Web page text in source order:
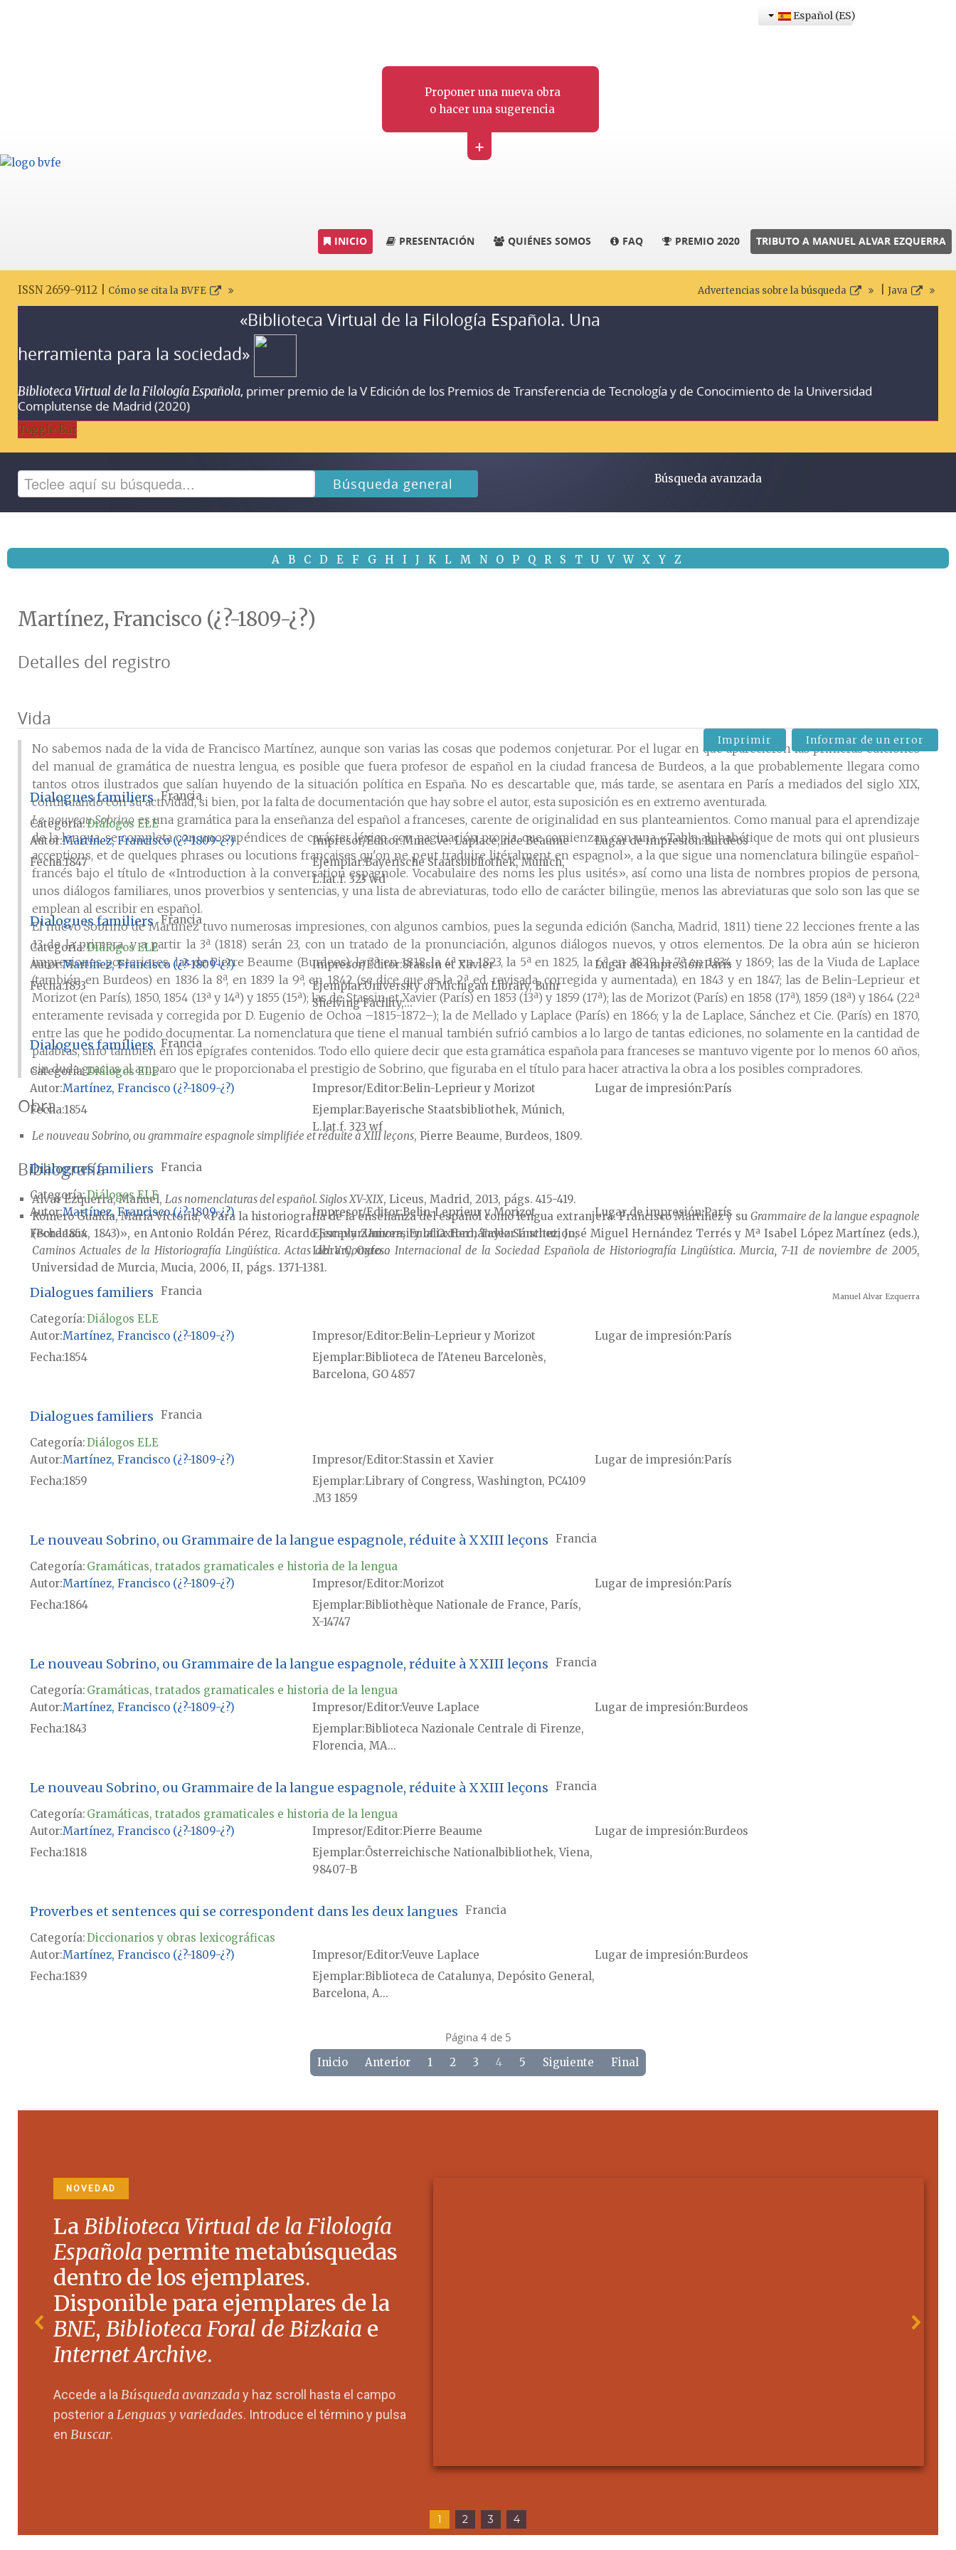
Proponer una nueva obra
o hacer una sugerencia
+
Español (ES)
INICIO PRESENTACIÓN QUIÉNES SOMOS FAQ PREMIO 2020 TRIBUTO A MANUEL ALVAR EZQUERRA
ISSN 2659-9112 | Cómo se cita la BVFE Advertencias sobre la búsqueda Java
«Biblioteca Virtual de la Filología Española. Una
herramienta para la sociedad»
Biblioteca Virtual de la Filología Española, primer premio de la V Edición de los Premios de Transferencia de Tecnología y de Conocimiento de la Universidad
Complutense de Madrid (2020)
Toggle Bar
Búsqueda general Búsqueda avanzada
A B C D E F G H I J K L M N O P Q R S T U V W X Y Z
Martínez, Francisco (¿?-1809-¿?)
Detalles del registro
Vida
No sabemos nada de la vida de Francisco Martínez, aunque son varias las cosas que podemos conjeturar. Por el lugar en que aparecieron las primeras ediciones
del manual de gramática de nuestra lengua, es posible que fuera profesor de español en la ciudad francesa de Burdeos, a la que probablemente llegara como
tantos otros ilustrados que salían huyendo de la situación política en España. No es descartable que, más tarde, se asentara en París a mediados del siglo XIX,
continuando con su actividad, si bien, por la falta de documentación que hay sobre el autor, esta suposición es en extremo aventurada.
Le nouveau Sobrino es una gramática para la enseñanza del español a franceses, carente de originalidad en sus planteamientos. Como manual para el aprendizaje
de la lengua, se completa con unos apéndices de carácter léxico, con paginación propia, que comienzan con una «Table alphabétique de mots qui ont plusieurs
acceptions, et de quelques phrases ou locutions françaises qu'on ne peut traduire litéralment en espagnol», a la que sigue una nomenclatura bilingüe español-
francés bajo el título de «Introduction à la conversation espagnole. Vocabulaire des noms les plus usités», así como una lista de nombres propios de persona,
unos diálogos familiares, unos proverbios y sentencias, y una lista de abreviaturas, todo ello de carácter bilingüe, menos las abreviaturas que solo son las que se
emplean al escribir en español.
El nuevo Sobrino de Martínez tuvo numerosas impresiones, con algunos cambios, pues la segunda edición (Sancha, Madrid, 1811) tiene 22 lecciones frente a las
13 de la primera, y a partir la 3ª (1818) serán 23, con un tratado de la pronunciación, algunos diálogos nuevos, y otros elementos. De la obra aún se hicieron
impresiones posteriores, las de Pierre Beaume (Burdeos): la 3ª en 1818, la 4ª en 1823, la 5ª en 1825, la 6ª en 1829, la 7ª en 1834 y 1869; las de la Viuda de Laplace
(también en Burdeos) en 1836 la 8ª, en 1839 la 9ª, en 1842 (se dice que es la 2ª ed. revisada, corregida y aumentada), en 1843 y en 1847; las de Belin-Leprieur et
Morizot (en París), 1850, 1854 (13ª y 14ª) y 1855 (15ª); las de Stassin et Xavier (París) en 1853 (13ª) y 1859 (17ª); las de Morizot (París) en 1858 (17ª), 1859 (18ª) y 1864 (22ª
enteramente revisada y corregida por D. Eugenio de Ochoa –1815-1872–); la de Mellado y Laplace (París) en 1866; y la de Laplace, Sánchez et Cie. (París) en 1870,
entre las que he podido documentar. La nomenclatura que tiene el manual también sufrió cambios a lo largo de tantas ediciones, no solamente en la cantidad de
palabras, sino también en los epígrafes contenidos. Todo ello quiere decir que esta gramática española para franceses se mantuvo vigente por lo menos 60 años,
sin duda gracias al amparo que le proporcionaba el prestigio de Sobrino, que figuraba en el título para hacer atractiva la obra a los posibles compradores.
Obra
Le nouveau Sobrino, ou grammaire espagnole simplifiée et réduite à XIII leçons, Pierre Beaume, Burdeos, 1809.
Bibliografía
Alvar Ezquerra, Manuel, Las nomenclaturas del español. Siglos XV-XIX, Liceus, Madrid, 2013, págs. 415-419.
Romero Gualda, María Victoria, «Para la historiografía de la enseñanza del español como lengua extranjera: Francisco Martínez y suGrammaire de la langue espagnole
(Bordeaux, 1843)», en Antonio Roldán Pérez, Ricardo Escavy Zamora, Eulalia Hernández Sánchez, José Miguel Hernández Terrés y Mª Isabel López Martínez (eds.),
Caminos Actuales de la Historiografía Lingüística. Actas del V Congreso Internacional de la Sociedad Española de Historiografía Lingüística. Murcia, 7-11 de noviembre de 2005,
Universidad de Murcia, Mucia, 2006, II, págs. 1371-1381.
Manuel Alvar Ezquerra
Imprimir Informar de un error
Dialogues familiers Francia
Categoría:Diálogos ELE
Autor Martínez, Francisco (¿?-1809-¿?) Impresor/Editor Mme. Ve. Laplace, née Beaume Lugar de impresión Burdeos
Fecha1847 Ejemplar Bayerische Staatsbibliothek, Múnich,
L.lat.f. 323 wd
Dialogues familiers Francia
Categoría:Diálogos ELE
Autor Martínez, Francisco (¿?-1809-¿?) Impresor/Editor Stassin et Xavier Lugar de impresión París
Fecha1853 EjemplarUniversity of Michigan Library, Buhr
Shelving Facility,...
Dialogues familiers Francia
Categoría:Diálogos ELE
Autor Martínez, Francisco (¿?-1809-¿?) Impresor/Editor Belin-Leprieur y Morizot Lugar de impresión París
Fecha1854 Ejemplar Bayerische Staatsbibliothek, Múnich,
L.lat.f. 323 wf
Dialogues familiers Francia
Categoría:Diálogos ELE
Autor Martínez, Francisco (¿?-1809-¿?) Impresor/Editor Belin-Leprieur y Morizot Lugar de impresión París
Fecha1854 EjemplarUniversity of Oxford, Taylor Institution,
Library, Oxfo...
Dialogues familiers Francia
Categoría:Diálogos ELE
Autor Martínez, Francisco (¿?-1809-¿?) Impresor/Editor Belin-Leprieur y Morizot Lugar de impresión París
Fecha1854 Ejemplar Biblioteca de l'Ateneu Barcelonès,
Barcelona, GO 4857
Dialogues familiers Francia
Categoría:Diálogos ELE
Autor Martínez, Francisco (¿?-1809-¿?) Impresor/Editor Stassin et Xavier Lugar de impresión París
Fecha1859 Ejemplar Library of Congress, Washington, PC4109
.M3 1859
Le nouveau Sobrino, ou Grammaire de la langue espagnole, réduite à XXIII leçons Francia
Categoría: Gramáticas, tratados gramaticales e historia de la lengua
Autor Martínez, Francisco (¿?-1809-¿?) Impresor/Editor Morizot Lugar de impresión París
Fecha1864 Ejemplar Bibliothèque Nationale de France, París,
X-14747
Le nouveau Sobrino, ou Grammaire de la langue espagnole, réduite à XXIII leçons Francia
Categoría: Gramáticas, tratados gramaticales e historia de la lengua
Autor Martínez, Francisco (¿?-1809-¿?) Impresor/EditorVeuve Laplace Lugar de impresión Burdeos
Fecha1843 Ejemplar Biblioteca Nazionale Centrale di Firenze,
Florencia, MA...
Le nouveau Sobrino, ou Grammaire de la langue espagnole, réduite à XXIII leçons Francia
Categoría: Gramáticas, tratados gramaticales e historia de la lengua
Autor Martínez, Francisco (¿?-1809-¿?) Impresor/Editor Pierre Beaume Lugar de impresión Burdeos
Fecha1818 Ejemplar Österreichische Nationalbibliothek, Viena,
98407-B
Proverbes et sentences qui se correspondent dans les deux langues Francia
Categoría:Diccionarios y obras lexicográficas
Autor Martínez, Francisco (¿?-1809-¿?) Impresor/EditorVeuve Laplace Lugar de impresión Burdeos
Fecha1839 Ejemplar Biblioteca de Catalunya, Depósito General,
Barcelona, A...
Página 4 de 5
Inicio Anterior 1 2 3 4 5 Siguiente Final
NOVEDAD
LaBiblioteca Virtual de la Filología
Española permite metabúsquedas
dentro de los ejemplares.
Disponible para ejemplares de la
BNE, Biblioteca Foral de Bizkaia e
Internet Archive.
Accede a laBúsqueda avanzaday haz scroll hasta el campo
posterior aLenguas y variedades. Introduce el término y pulsa
en Buscar.
1 2 3 4